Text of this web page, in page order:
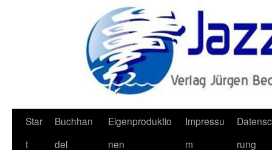
Zum
Inhalt
Star
t
Buchhan
del
Eigenproduktio
nen
Impressu
m
rung